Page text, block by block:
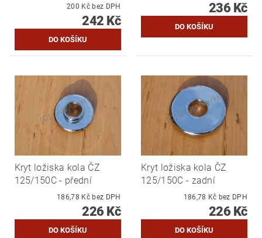
200 Kč bez DPH
242 Kč
236 Kč
Kryt ložiska kola ČZ
125/150C - přední
186,78 Kč bez DPH
226 Kč
Kryt ložiska kola ČZ
125/150C - zadní
186,78 Kč bez DPH
226 Kč